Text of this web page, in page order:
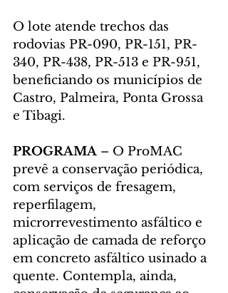
O lote atende trechos das
rodovias PR-090, PR-151, PR-
340, PR-438, PR-513 e PR-951,
beneficiando os municípios de
Castro, Palmeira, Ponta Grossa
e Tibagi.
PROGRAMA – O ProMAC
prevê a conservação periódica,
com serviços de fresagem,
reperfilagem,
microrrevestimento asfáltico e
aplicação de camada de reforço
em concreto asfáltico usinado a
quente. Contempla, ainda,